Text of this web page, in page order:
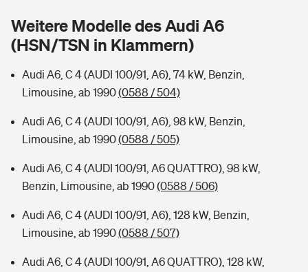
Tools
Wer versichert was: Jetzt Versicherer finden
Sie haben Fragen?
Handyversicherung
Musikinstrumentenversicherung
Zur Übersicht
Tools
Kinderunfall-Check: Mehr Sicherheit für deine Kids
Typklassen: So ist Ihr Auto eingestuft
Sie haben Fragen?
Rentenrechner: Wie viel Geld bekomme ich im Alter?
Weitere Modelle des Audi A6
(HSN/TSN in Klammern)
Audi A6, C 4 (AUDI 100/91, A6), 74 kW, Benzin,
Limousine, ab 1990(0588 / 504)
Audi A6, C 4 (AUDI 100/91, A6), 98 kW, Benzin,
Limousine, ab 1990(0588 / 505)
Audi A6, C 4 (AUDI 100/91, A6 QUATTRO), 98 kW,
Benzin, Limousine, ab 1990(0588 / 506)
Audi A6, C 4 (AUDI 100/91, A6), 128 kW, Benzin,
Limousine, ab 1990(0588 / 507)
Audi A6, C 4 (AUDI 100/91, A6 QUATTRO), 128 kW,